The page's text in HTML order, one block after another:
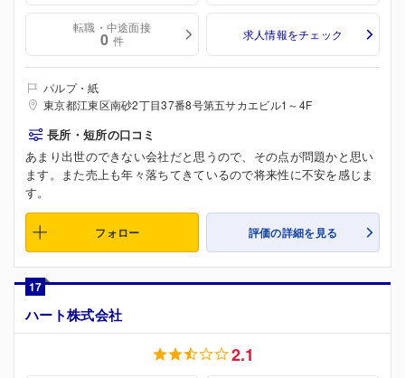
転職・中途面接
0 件 求人情報をチェック
パルプ・紙
東京都江東区南砂2丁目37番8号第五サカエビル1～4F
長所・短所の口コミ
あまり出世のできない会社だと思うので、その点が問題かと思い
ます。また売上も年々落ちてきているので将来性に不安を感じま
す。
フォロー 評価の詳細を見る
17
ハート株式会社
2.1